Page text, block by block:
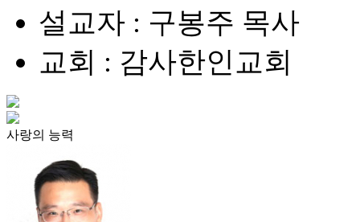
설교자 : 구봉주 목사
교회 : 감사한인교회
사랑의 능력